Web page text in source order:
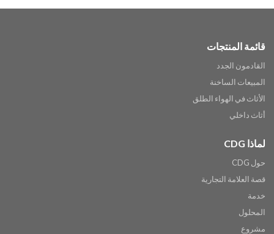
قائمة المنتجات
القادمون الجدد
المبيعات الساخنة
الأثاث في الهواء الطلق
أثاث داخلي
لماذا CDG
حول CDG
قصة العلامة التجارية
خدمة
المحلول
مشروع